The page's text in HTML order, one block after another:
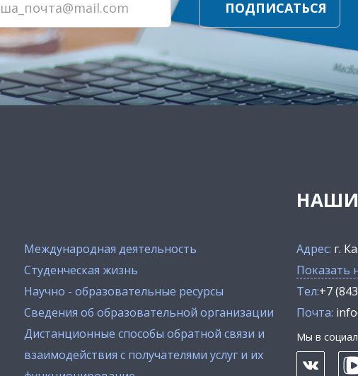
ПОДПИСАТЬСЯ
Международная деятельность
Студенческая жизнь
Научно - образовательные ресурсы
Сведения об образовательной организации
Дистанционные способы обратной связи и
взаимодействия с получателями услуг и их
Адрес: г.
Показать
Тел:+7
Почта:
Мы в